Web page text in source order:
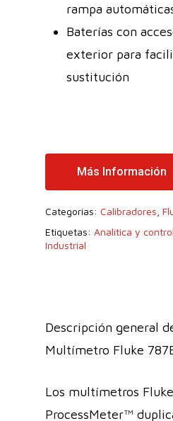
rampa
Baterías con
exterior para
sustitución
Más Información
Categorías: Calibradores
Etiquetas: Analítica y
Industrial
Descripción general
Multímetro Fluke
Los multímetros
ProcessMeter™